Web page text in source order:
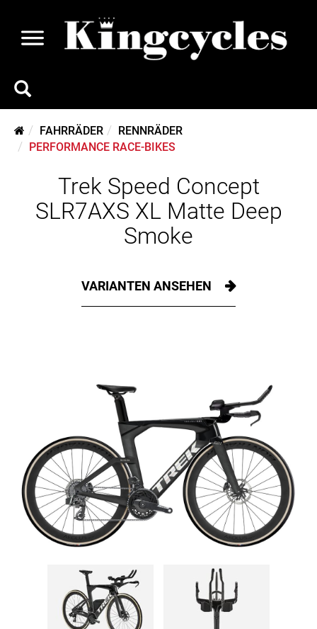
FAHRRÄDER
RENNRÄDER
PERFORMANCE RACE-BIKES
Trek Speed Concept
SLR7AXS XL Matte Deep
Smoke
VARIANTEN ANSEHEN